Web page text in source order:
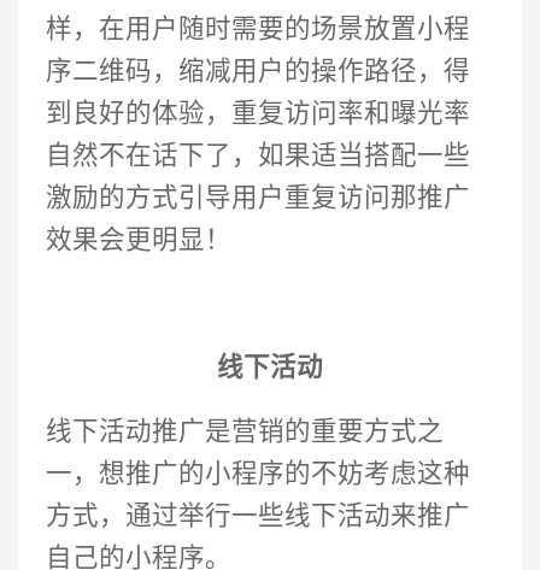
样，在用户随时需要的场景放置小程
序二维码，缩减用户的操作路径，得
到良好的体验，重复访问率和曝光率
自然不在话下了，如果适当搭配一些
激励的方式引导用户重复访问那推广
效果会更明显！
线下活动
线下活动推广是营销的重要方式之
一，想推广的小程序的不妨考虑这种
方式，通过举行一些线下活动来推广
自己的小程序。